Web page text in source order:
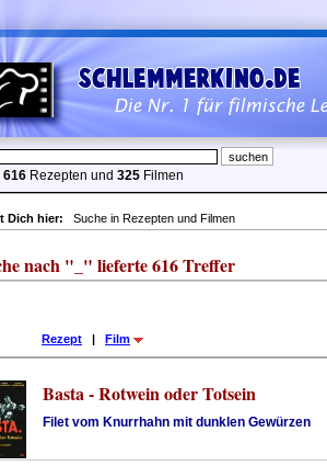
616 Rezepten und 325 Filmen
Dich hier: Suche in Rezepten und Filmen
nach "_" lieferte 616 Treffer
Rezept | Film
Basta - Rotwein oder Totsein
Filet vom Knurrhahn mit dunklen Gewürzen